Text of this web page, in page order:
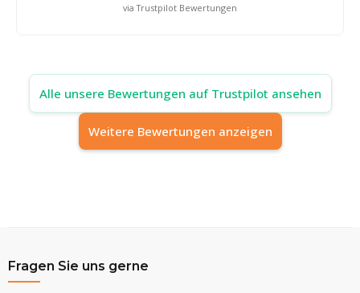
via Trustpilot Bewertungen
Alle unsere Bewertungen auf Trustpilot ansehen
Weitere Bewertungen anzeigen
Fragen Sie uns gerne